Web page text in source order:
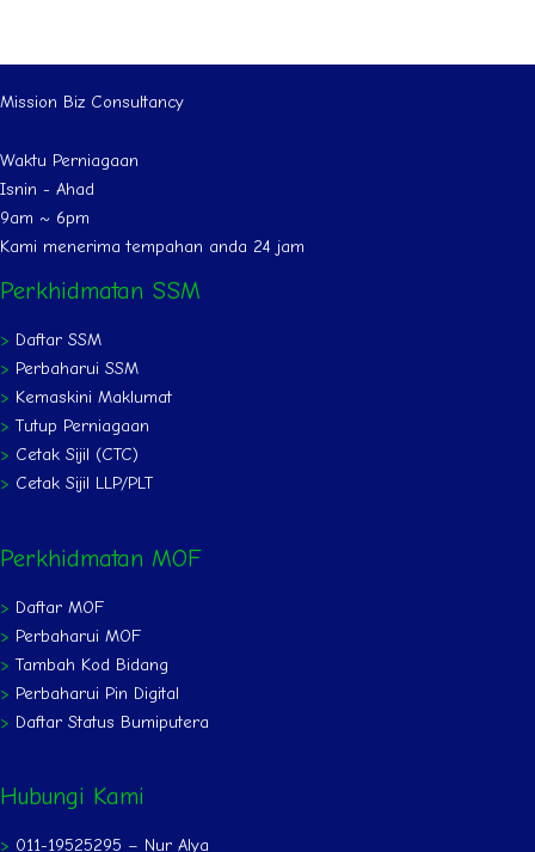
Mission Biz Consultancy
Waktu Perniagaan
Isnin - Ahad
9am ~ 6pm
Kami menerima tempahan anda 24 jam
Perkhidmatan SSM
> Daftar SSM
> Perbaharui SSM
> Kemaskini Maklumat
> Tutup Perniagaan
> Cetak Sijil (CTC)
> Cetak Sijil LLP/PLT
Perkhidmatan MOF
> Daftar MOF
> Perbaharui MOF
> Tambah Kod Bidang
> Perbaharui Pin Digital
> Daftar Status Bumiputera
Hubungi Kami
> 011-19525295 – Nur Alya